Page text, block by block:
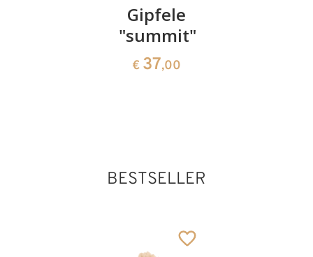
Gipfele
"summit"
€ 37,00
BESTSELLER